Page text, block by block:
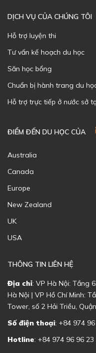
DỊCH VỤ CỦA CHÚNG TÔI
Hỗ trợ luyện thi
Tư vấn kế hoạch du học
Săn học bổng
Chuẩn bị hành trang du
Hỗ trợ trực tiếp ở nước sở
ĐIỂM ĐẾN DU HỌC CỦA
Australia
Canada
Europe
New Zealand
UK
USA
THÔNG TIN LIÊN HỆ
Địa chỉ: VP Hà Nội: Tầng
Hà Nội | VP Hồ Chí Minh:
Tower, số 2 Hải Triều,
Số điện thoại: +84 974
Hotline: +84 974 96 96 23